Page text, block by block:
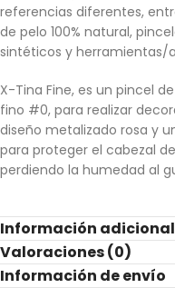
referencias diferentes,
de pelo 100% natural,
sintéticos y herramientas/
X-Tina Fine, es un pincel
fino #0, para realizar
diseño metalizado rosa y
para proteger el cabezal
perdiendo la humedad al
Información adicional
Valoraciones (0)
Información de envío